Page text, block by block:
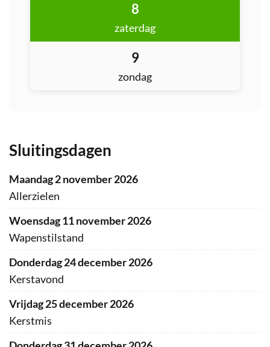
zaterdag
8
zondag
9
Sluitingsdagen
maandag 2 november 2026
Allerzielen
woensdag 11 november 2026
Wapenstilstand
donderdag 24 december 2026
Kerstavond
vrijdag 25 december 2026
Kerstmis